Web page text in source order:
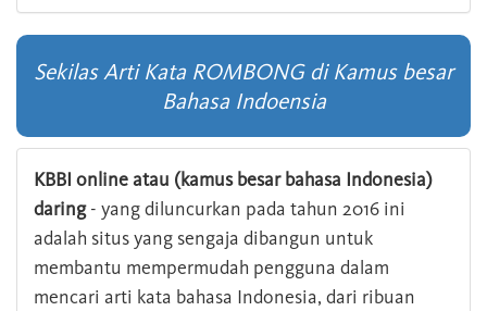
Sekilas Arti Kata ROMBONG di Kamus besar
Bahasa Indoensia
KBBI online atau (kamus besar bahasa Indonesia)
daring- yang diluncurkan pada tahun 2016 ini
adalah situs yang sengaja dibangun untuk
membantu mempermudah pengguna dalam
mencari arti kata bahasa Indonesia, dari ribuan